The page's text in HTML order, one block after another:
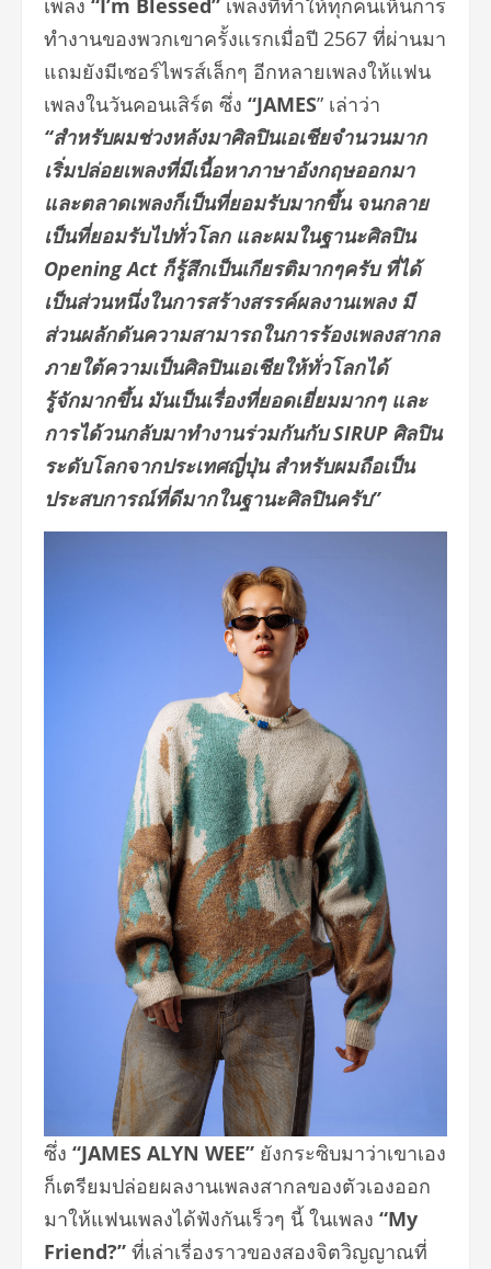
เพลง “I’m Blessed” เพลงที่ทำให้ทุกคนเห็นการ
ทำงานของพวกเขาครั้งแรกเมื่อปี 2567 ที่ผ่านมา
แถมยังมีเซอร์ไพรส์เล็กๆ อีกหลายเพลงให้แฟน
เพลงในวันคอนเสิร์ต ซึ่ง “JAMES” เล่าว่า
“สำหรับผมช่วงหลังมาศิลปินเอเชียจำนวนมาก
เริ่มปล่อยเพลงที่มีเนื้อหาภาษาอังกฤษออกมา
และตลาดเพลงก็เป็นที่ยอมรับมากขึ้น จนกลาย
เป็นที่ยอมรับไปทั่วโลก และผมในฐานะศิลปิน
Opening Act ก็รู้สึกเป็นเกียรติมากๆครับ ที่ได้
เป็นส่วนหนึ่งในการสร้างสรรค์ผลงานเพลง มี
ส่วนผลักดันความสามารถในการร้องเพลงสากล
ภายใต้ความเป็นศิลปินเอเชียให้ทั่วโลกได้
รู้จักมากขึ้น มันเป็นเรื่องที่ยอดเยี่ยมมากๆ และ
การได้วนกลับมาทำงานร่วมกันกับ SIRUP ศิลปิน
ระดับโลกจากประเทศญี่ปุ่น สำหรับผมถือเป็น
ประสบการณ์ที่ดีมากในฐานะศิลปินครับ”
ซึ่ง “JAMES ALYN WEE” ยังกระซิบมาว่าเขาเอง
ก็เตรียมปล่อยผลงานเพลงสากลของตัวเองออก
มาให้แฟนเพลงได้ฟังกันเร็วๆ นี้ ในเพลง “My
Friend?” ที่เล่าเรี่องราวของสองจิตวิญญาณที่